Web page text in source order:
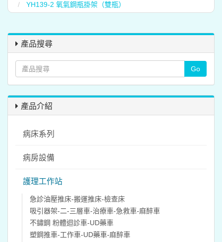
YH139-2 氧氣鋼瓶掛架（雙瓶）
產品搜尋
產品介紹
病床系列
病房設備
護理工作站
急診油壓推床-搬運推床-檢查床
吸引器架-二-三層車-治療車-急救車-麻醉車
不鏽鋼 粉體迴診車-UD藥車
塑鋼推車-工作車-UD藥車-麻醉車